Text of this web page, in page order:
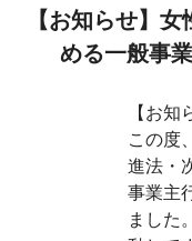
【お知らせ】
める一般事
【お知
この度
進法・
事業主
ました